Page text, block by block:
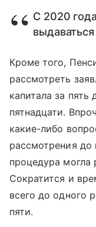
С 2020
Кроме того,
рассмотреть
капитала за
пятнадцати.
какие-либо
рассмотрения
процедура могла
Сократится и
всего до одного
пяти.